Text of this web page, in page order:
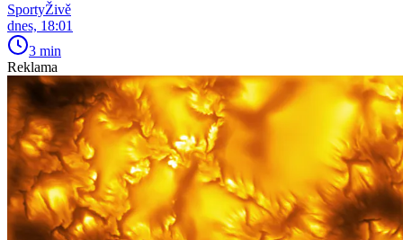
SportyŽivě
dnes, 18:01
3 min
Reklama